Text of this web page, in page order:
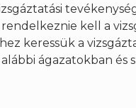
kell a
keressük a
ágazatokban és